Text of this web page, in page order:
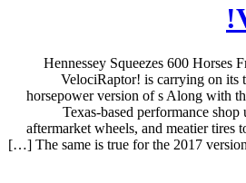
Hennessey Squeezes 600 Horses
VelociRaptor! is carrying on
horsepower version of s Along with
Texas-based performance shop
aftermarket wheels, and meatier tires
The same is true for the 2017